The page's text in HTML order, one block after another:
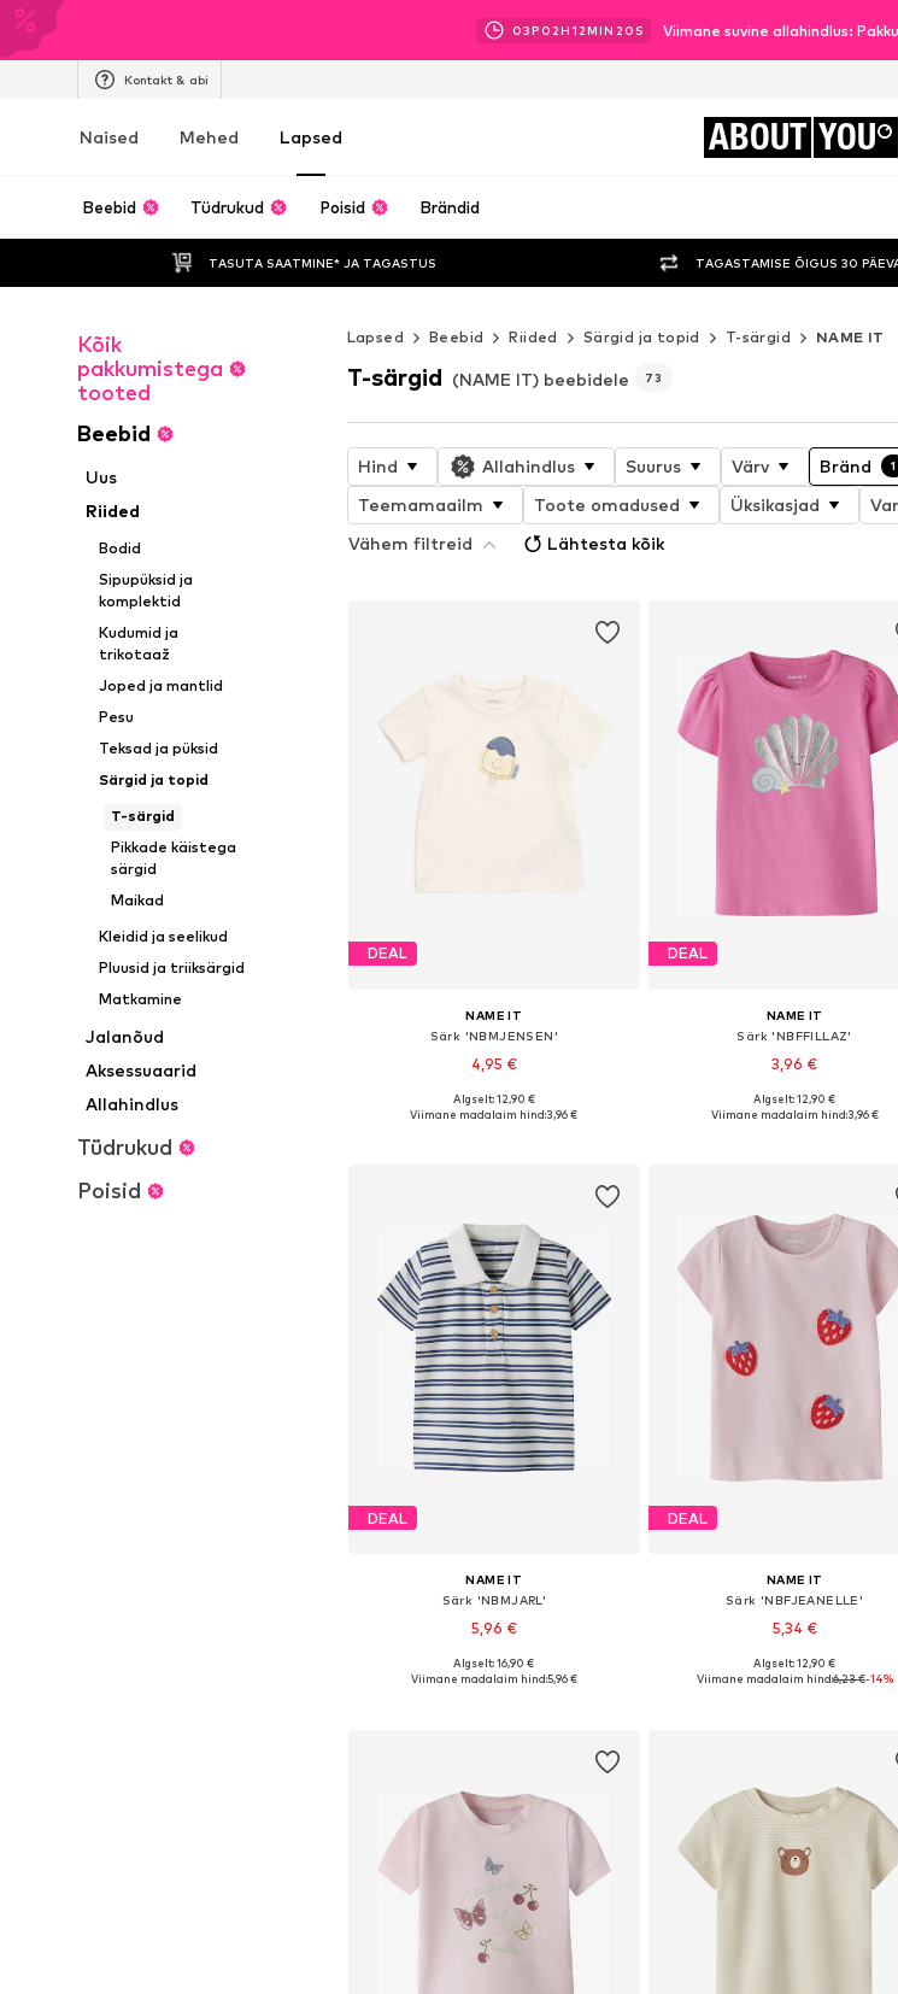
03P 02H12MIN 18 S Viimane suvine allahindlus:
Kontakt & abi
Naised Mehed Lapsed ABOUT YOU
Beebid Tüdrukud Poisid Brändid
TASUTA SAATMINE* JA TAGASTUS TAGASTAMISE ÕIGUS 30
Kõik
pakkumistega
tooted
Beebid
Uus
Riided
Bodid
Sipupüksid ja
komplektid
Kudumid ja
trikotaaž
Joped ja mantlid
Pesu
Teksad ja püksid
Särgid ja topid
T-särgid
Pikkade käistega
särgid
Maikad
Kleidid ja seelikud
Pluusid ja triiksärgid
Matkamine
Jalanõud
Aksessuaarid
Allahindlus
Tüdrukud
Poisid
Lapsed Beebid Riided Särgid ja topid T-särgid NAME IT
T-särgid (NAME IT) beebidele 73
Hind Allahindlus Suurus Värv Bränd 1
Teemamaailm
Toote omadused Üksikasjad
Vähem filtreid
Lähtesta kõik
DEAL
NAME IT
Särk 'NBMJENSEN'
4,95 €
Saadaolevad suurused: 56, 62, 68, 74, 80
Algselt: 12,90 €
Viimane madalaim hind:3,96 €
DEAL
NAME IT
Särk 'NBFFILLAZ'
3,96 €
Algselt: 12,90 €
Viimane madalaim hind:3,96 €
DEAL
NAME IT
Särk 'NBMJARL'
5,96 €
Saadaolevad suurused: 56, 62, 68, 74, 80
Algselt: 16,90 €
Viimane madalaim hind:5,96 €
DEAL
NAME IT
Särk 'NBFJEANELLE'
5,34 €
Saadaolevad suurused: 56, 62, 68,
Algselt: 12,90 €
Viimane madalaim hind:6,23 €-14%